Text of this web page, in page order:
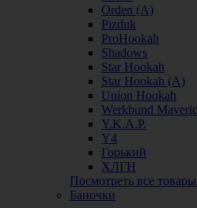
Orden (А)
Pizduk
ProHookah
Shadows
Star Hookah
Star Hookah (А)
Union Hookah
Werkbund
Y.K.A.P.
Y4
Горький
ХЛГН
Посмотреть все товары
Баночки